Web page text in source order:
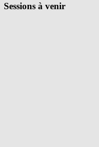
Sessions à venir